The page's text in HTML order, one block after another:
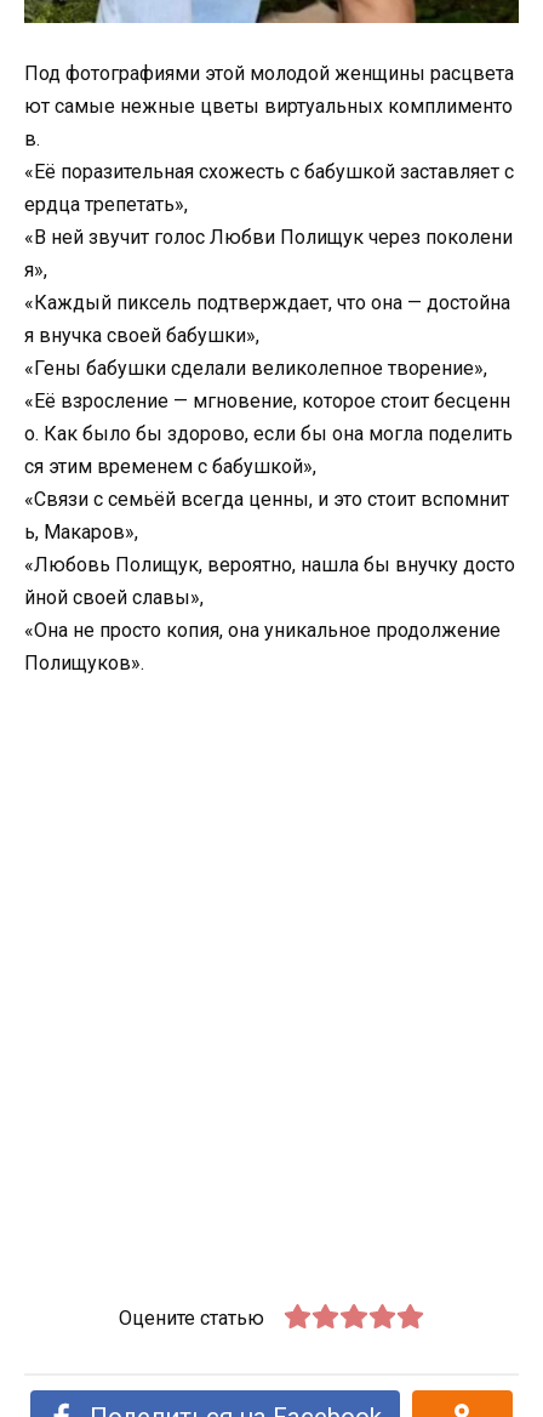
Под фотографиями этой молодой женщины расцвета
ют самые нежные цветы виртуальных комплименто
в.
«Её поразительная схожесть с бабушкой заставляет с
ердца трепетать»,
«В ней звучит голос Любви Полищук через поколени
я»,
«Каждый пиксель подтверждает, что она — достойна
я внучка своей бабушки»,
«Гены бабушки сделали великолепное творение»,
«Её взросление — мгновение, которое стоит бесценн
о. Как было бы здорово, если бы она могла поделить
ся этим временем с бабушкой»,
«Связи с семьёй всегда ценны, и это стоит вспомнит
ь, Макаров»,
«Любовь Полищук, вероятно, нашла бы внучку досто
йной своей славы»,
«Она не просто копия, она уникальное продолжение
Полищуков».
Оцените статью